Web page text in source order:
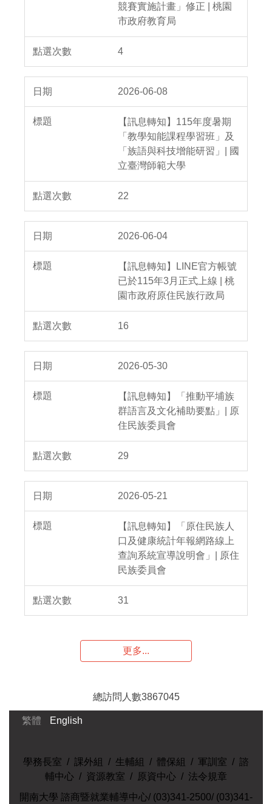
競賽實施計畫」修正 | 桃園
市政府教育局
4
2026-06-08
【訊息轉知】115年度暑期
「教學知能課程學習班」及
「族語與科技增能研習」| 國
立臺灣師範大學
22
2026-06-04
【訊息轉知】LINE官方帳號
已於115年3月正式上線 | 桃
園市政府原住民族行政局
16
2026-05-30
【訊息轉知】「推動平埔族
群語言及文化補助要點」| 原
住民族委員會
29
2026-05-21
【訊息轉知】「原住民族人
口及健康統計年報網路線上
查詢系統宣導說明會」| 原住
民族委員會
31
更多...
總訪問人數3867045
繁體 English
學務長室 / 課外組 / 生輔組 / 體保組 / 軍訓室 / 諮
輔中心 / 資源教室 / 原資中心 / 法令規章
開南大學 諮商暨就業輔導中心/ (03)341-2500/ (03)341-